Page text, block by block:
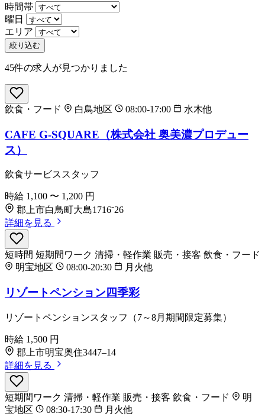
時間帯
曜日
エリア
絞り込む
45件の求人が見つかりました
飲食・フード 白鳥地区 08:00-17:00 水木他
CAFE G-SQUARE（株式会社 奥美濃プロデュー
ス）
飲食サービススタッフ
時給 1,100 〜 1,200 円
郡上市白鳥町大島1716⁻26
詳細を見る
短時間 短期間ワーク 清掃・軽作業 販売・接客 飲食・フード
明宝地区
08:00-20:30 月火他
リゾートペンション四季彩
リゾートペンションスタッフ（7～8月期間限定募集）
時給 1,500 円
郡上市明宝奥住3447–14
詳細を見る
短期間ワーク 清掃・軽作業 販売・接客 飲食・フード
明
宝地区
08:30-17:30 月火他